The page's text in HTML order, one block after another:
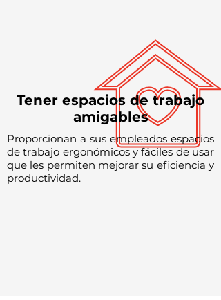
Tener espacios de trabajo
amigables
Proporcionan a sus empleados espacios
de trabajo ergonómicos y fáciles de usar
que les permiten mejorar su eficiencia y
productividad.